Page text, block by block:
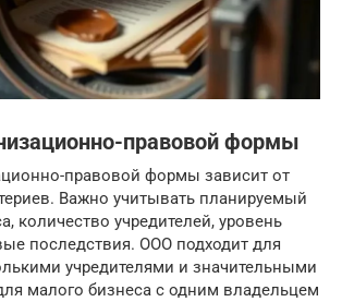
правовой формы
правовой формы зависит от
Важно учитывать планируемый
количество учредителей, уровень
последствия. ООО подходит для
учредителями и значительными
малого бизнеса с одним владельцем